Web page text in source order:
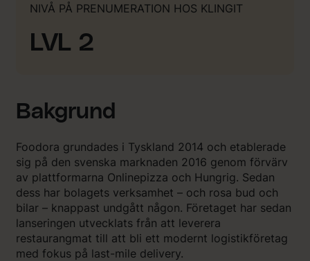
NIVÅ PÅ PRENUMERATION HOS KLINGIT
LVL 2
Bakgrund
Foodora grundades i Tyskland 2014 och etablerade
sig på den svenska marknaden 2016 genom förvärv
av plattformarna Onlinepizza och Hungrig. Sedan
dess har bolagets verksamhet – och rosa bud och
bilar – knappast undgått någon. Företaget har sedan
lanseringen utvecklats från att leverera
restaurangmat till att bli ett modernt logistikföretag
med fokus på last-mile delivery.